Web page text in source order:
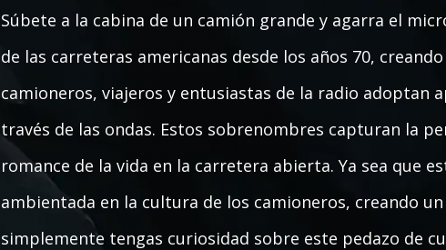
Súbete a la cabina de un camión grande y agarra el
de las carreteras americanas desde los años 70,
camioneros, viajeros y entusiastas de la radio adoptan
través de las ondas. Estos sobrenombres capturan la
romance de la vida en la carretera abierta. Ya sea que
ambientada en la cultura de los camioneros, creando
simplemente tengas curiosidad sobre este pedazo de